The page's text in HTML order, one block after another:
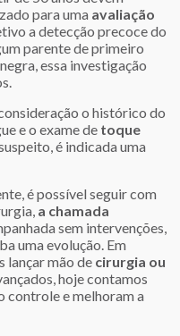
para uma avaliação
a detecção precoce do
parente de primeiro
essa investigação
o histórico do
e o exame de toque
é indicada uma
é possível seguir com
a chamada
sem intervenções,
uma evolução. Em
lançar mão de cirurgia ou
hoje contamos
controle e melhoram a